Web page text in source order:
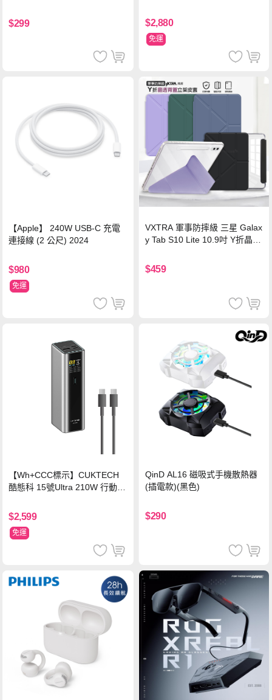
$299 $2,880
免運
【Apple】 240W USB-C 充電
連接線 (2 公尺) 2024
$980
免運
VXTRA 軍事防摔級 三星 Galax
y Tab S10 Lite 10.9吋 Y折晶透
$459
【Wh+CCC標示】CUKTECH
酷態科 15號Ultra 210W 行動電
$2,599
免運
QinD AL16 磁吸式手機散熱器
(插電款)(黑色)
$290